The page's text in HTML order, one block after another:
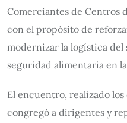
Comerciantes de Centros
con el propósito de
modernizar la logística del
seguridad alimentaria en
El encuentro, realizado los
congregó a dirigentes y